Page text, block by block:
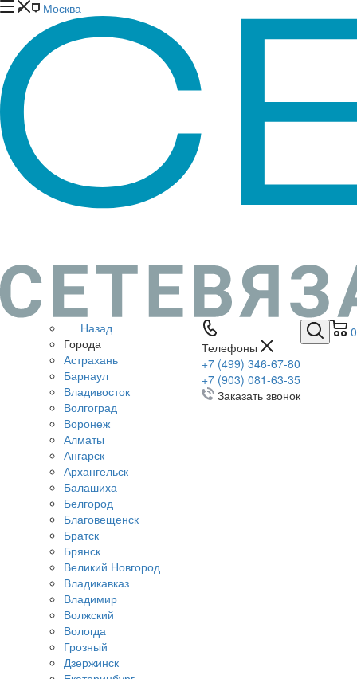
0
Телефоны
+7 (499) 346-67-80
+7 (903) 081-63-35
Заказать звонок
Москва
Назад
Города
Астрахань
Барнаул
Владивосток
Волгоград
Воронеж
Алматы
Ангарск
Архангельск
Балашиха
Белгород
Благовещенск
Братск
Брянск
Великий Новгород
Владикавказ
Владимир
Волжский
Вологда
Грозный
Дзержинск